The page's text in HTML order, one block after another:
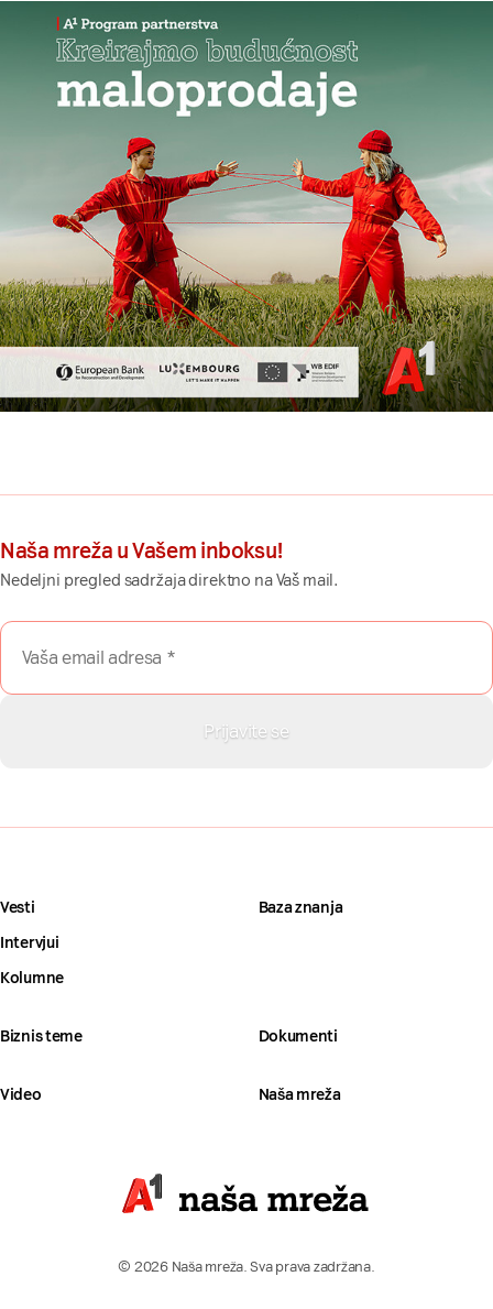
Naša mreža u Vašem inboksu!
Nedeljni pregled sadržaja direktno na Vaš mail.
Vesti
Intervjui
Kolumne
Baza znanja
Biznis teme Dokumenti
Video Naša mreža
© 2026 Naša mreža. Sva prava zadržana.